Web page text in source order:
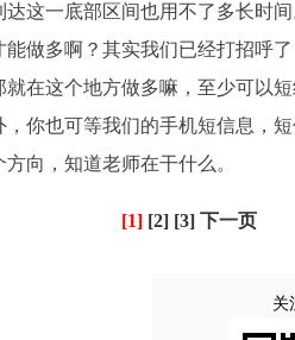
这一底部区间也用不了多长时
做多啊？其实我们已经打招呼
就在这个地方做多嘛，至少可以
你也可等我们的手机短信息，
向，知道老师在干什么。
[1] [2] [3] 下一页
关